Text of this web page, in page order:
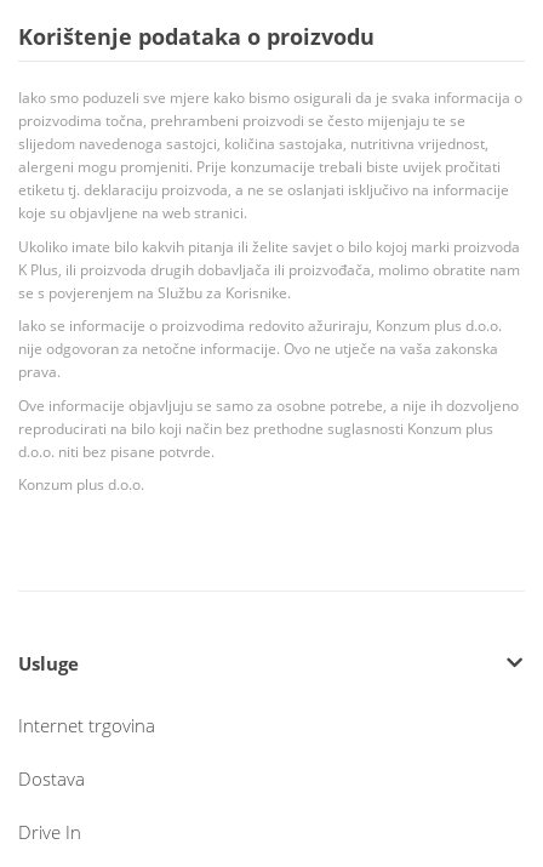
Korištenje podataka o proizvodu
Iako smo poduzeli sve mjere kako bismo osigurali da je svaka informacija o
proizvodima točna, prehrambeni proizvodi se često mijenjaju te se
slijedom navedenoga sastojci, količina sastojaka, nutritivna vrijednost,
alergeni mogu promjeniti. Prije konzumacije trebali biste uvijek pročitati
etiketu tj. deklaraciju proizvoda, a ne se oslanjati isključivo na informacije
koje su objavljene na web stranici.
Ukoliko imate bilo kakvih pitanja ili želite savjet o bilo kojoj marki proizvoda
K Plus, ili proizvoda drugih dobavljača ili proizvođača, molimo obratite nam
se s povjerenjem na Službu za Korisnike.
Iako se informacije o proizvodima redovito ažuriraju, Konzum plus d.o.o.
nije odgovoran za netočne informacije. Ovo ne utječe na vaša zakonska
prava.
Ove informacije objavljuju se samo za osobne potrebe, a nije ih dozvoljeno
reproducirati na bilo koji način bez prethodne suglasnosti Konzum plus
d.o.o. niti bez pisane potvrde.
Konzum plus d.o.o.
Usluge
Internet trgovina
Dostava
Drive In